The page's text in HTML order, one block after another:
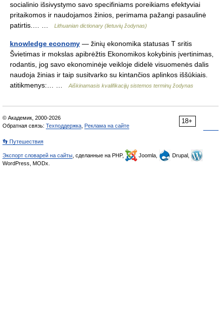
socialinio išsivystymo savo specifiniams poreikiams efektyviai
pritaikomos ir naudojamos žinios, perimama pažangi pasaulinė
patirtis.… …
Lithuanian dictionary (lietuvių žodynas)
knowledge economy — žinių ekonomika statusas T sritis
Švietimas ir mokslas apibrėžtis Ekonomikos kokybinis įvertinimas,
rodantis, jog savo ekonominėje veikloje didelė visuomenės dalis
naudoja žinias ir taip susitvarko su kintančios aplinkos iššūkiais.
atitikmenys:… …
Aiškinamasis kvalifikacijų sistemos terminų žodynas
18+
© Академик, 2000-2026
Обратная связь: Техподдержка Реклама на сайте
👣 Путешествия
Экспорт словарей на сайты , сделанные на PHP, Joomla,
Drupal,
WordPress, MODx.